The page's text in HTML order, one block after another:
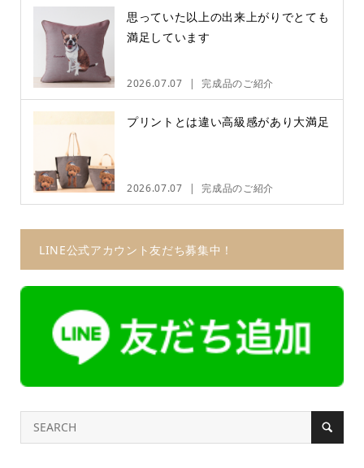
思っていた以上の出来上がりでとても
満足しています
2026.07.07 完成品のご紹介
プリントとは違い高級感があり大満足
2026.07.07 完成品のご紹介
LINE公式アカウント友だち募集中！